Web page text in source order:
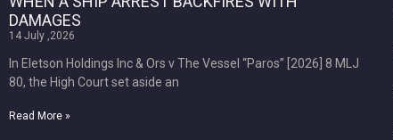
DAMAGES
14 July ,2026
In Eletson Holdings Inc & Ors v The Vessel “Paros” [2026] 8 MLJ
80, the High Court set aside an
Read More »